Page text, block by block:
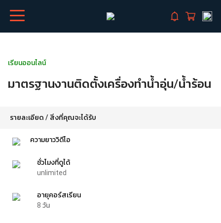
เรียนออนไลน์
มาตรฐานงานติดตั้งเครื่องทำน้ำอุ่น/น้ำร้อน
รายละเอียด / สิ่งที่คุณจะได้รับ
ความยาววิดีโอ
ชั่วโมงที่ดูได้
unlimited
อายุคอร์สเรียน
8 วัน